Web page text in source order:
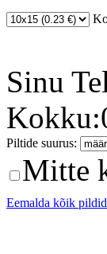
Sinu
Kokku:
Piltide suurus:
Mitte
Eemalda kõik